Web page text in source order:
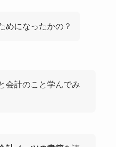
めになったかの？
会計のこと学んでみ